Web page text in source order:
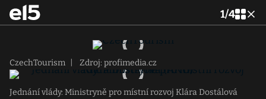
1/4
CzechTourism Zdroj: profimedia.cz
Jednání vlády: Ministryně pro místní rozvoj Klára Dostálová